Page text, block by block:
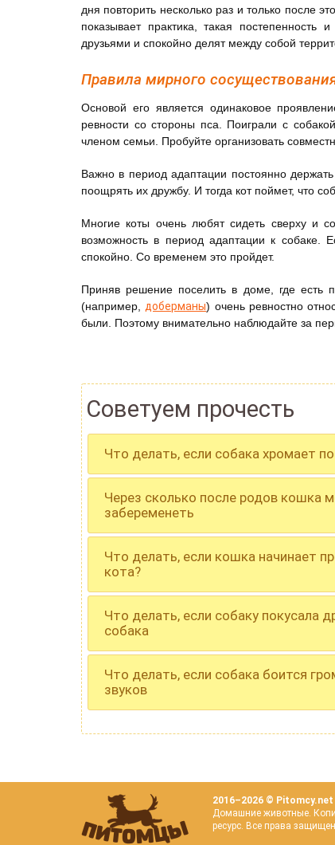
дня повторить несколько раз и только после
показывает практика, такая постепенность
друзьями и спокойно делят между собой
Правила мирного
Основой его является одинаковое
ревности со стороны пса. Поиграли с
членом семьи. Пробуйте организовать
Важно в период адаптации постоянно
поощрять их дружбу. И тогда кот поймет, что
Многие коты очень любят сидеть сверху и
возможность в период адаптации к собаке.
спокойно. Со временем это пройдет.
Приняв решение поселить в доме, где есть
(например, доберманы) очень ревностно
были. Поэтому внимательно наблюдайте за
Советуем прочесть
Что делать, если собака хромает
Через сколько после родов кошка
забеременеть
Что делать, если кошка начинает
кота?
Что делать, если собаку покусала
собака
Что делать, если собака боится
звуков
2016–2026 © Pitomcy.net
Домашние животные.
ресурс. Все права